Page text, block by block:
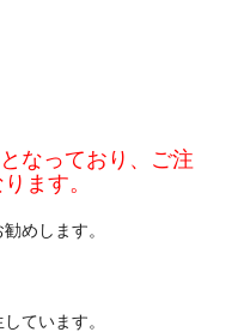
なっており、ご注
ます。
めします。
ています。